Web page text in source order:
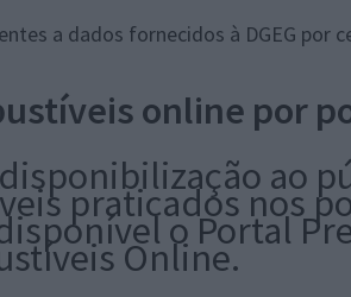
a dados fornecidos à DGEG por
online por
ao
praticados nos
o Portal
Online.